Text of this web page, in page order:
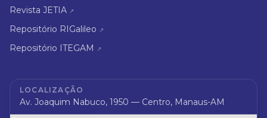
Revista JETIA ↗
Repositório RIGalileo ↗
Repositório ITEGAM ↗
LOCALIZAÇÃO
Av. Joaquim Nabuco, 1950 — Centro, Manaus-AM